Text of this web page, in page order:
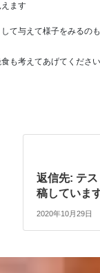
ます
て与えて様子をみるの
も考えてあげてください
返信先: テ
稿していま
2020年10月29日